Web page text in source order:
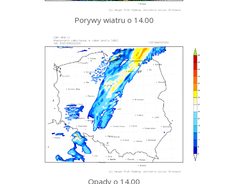
Porywy wiatru o 14.00
Opady o 14.00